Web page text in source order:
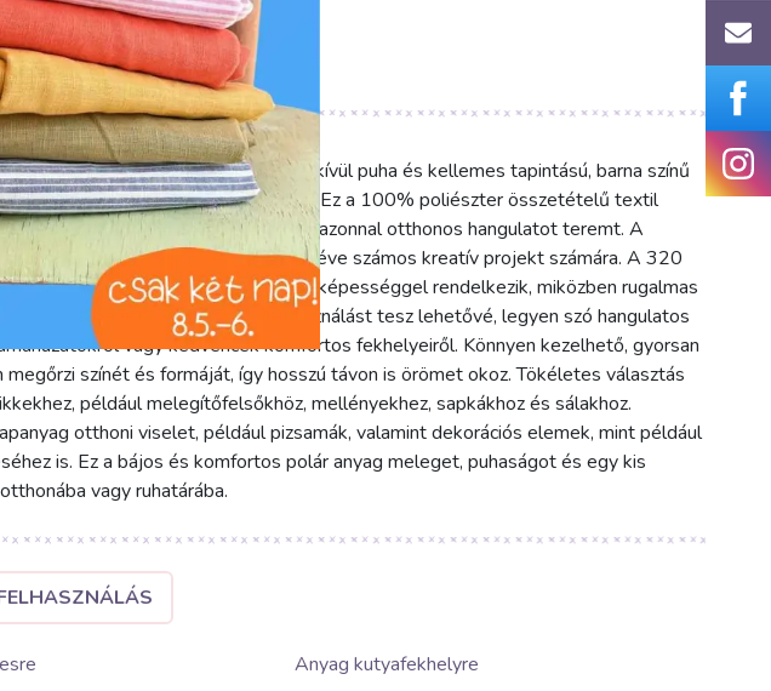
hőmérsékleten
Dog paw bézs (WFG035) egy rendkívül puha és kellemes tapintású, barna színű
aranyos kutyamancs mintázat díszít. Ez a 100% poliészter összetételű textil
kiválóan tartja a meleget, és azonnal otthonos hangulatot teremt. A
bájt kölcsönöz neki, ideálissá téve számos kreatív projekt számára. A 320
vastag anyag kiváló hőszigetelő képességgel rendelkezik, miközben rugalmas
cm-es szélesség sokoldalú felhasználást tesz lehetővé, legyen szó hangulatos
vagy kedvencek komfortos fekhelyeiről. Könnyen kezelhető, gyorsan
megőrzi színét és formáját, így hosszú távon is örömet okoz. Tökéletes választás
például melegítőfelsőkhöz, mellényekhez, sapkákhoz és sálakhoz.
otthoni viselet, például pizsamák, valamint dekorációs elemek, mint például
is. Ez a bájos és komfortos polár anyag meleget, puhaságot és egy kis
vagy ruhatárába.
Anyag kutyafekhelyre